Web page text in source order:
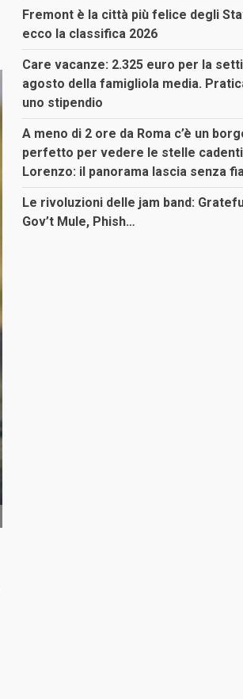
Fremont è la città più felice degli
ecco la classifica 2026
Care vacanze: 2.325 euro per la
agosto della famigliola media.
uno stipendio
A meno di 2 ore da Roma c’è un
perfetto per vedere le stelle cadenti
Lorenzo: il panorama lascia senza
Le rivoluzioni delle jam band:
Gov’t Mule, Phish…